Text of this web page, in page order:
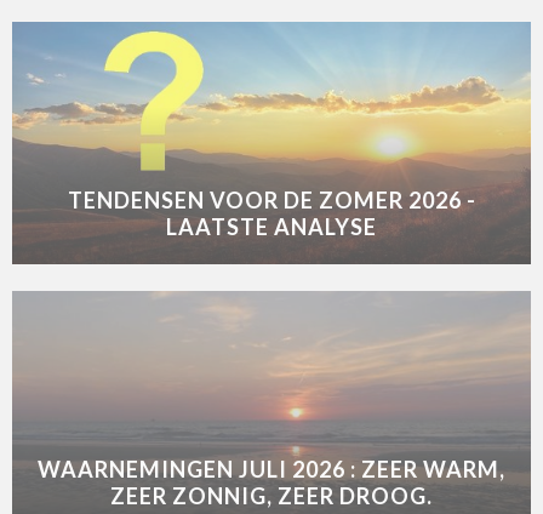
TENDENSEN VOOR DE ZOMER 2026 -
LAATSTE ANALYSE
WAARNEMINGEN JULI 2026 : ZEER WARM,
ZEER ZONNIG, ZEER DROOG.